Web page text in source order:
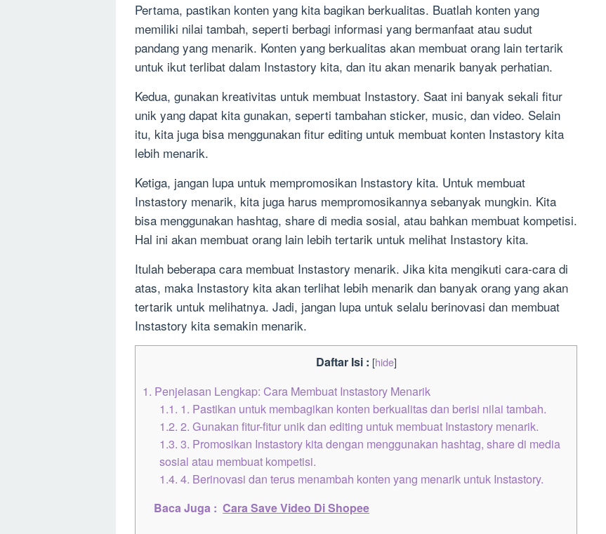
Pertama, pastikan konten yang kita bagikan berkualitas. Buatlah konten yang
memiliki nilai tambah, seperti berbagi informasi yang bermanfaat atau sudut
pandang yang menarik. Konten yang berkualitas akan membuat orang lain tertarik
untuk ikut terlibat dalam Instastory kita, dan itu akan menarik banyak perhatian.
Kedua, gunakan kreativitas untuk membuat Instastory. Saat ini banyak sekali fitur
unik yang dapat kita gunakan, seperti tambahan sticker, music, dan video. Selain
itu, kita juga bisa menggunakan fitur editing untuk membuat konten Instastory kita
lebih menarik.
Ketiga, jangan lupa untuk mempromosikan Instastory kita. Untuk membuat
Instastory menarik, kita juga harus mempromosikannya sebanyak mungkin. Kita
bisa menggunakan hashtag, share di media sosial, atau bahkan membuat kompetisi.
Hal ini akan membuat orang lain lebih tertarik untuk melihat Instastory kita.
Itulah beberapa cara membuat Instastory menarik. Jika kita mengikuti cara-cara di
atas, maka Instastory kita akan terlihat lebih menarik dan banyak orang yang akan
tertarik untuk melihatnya. Jadi, jangan lupa untuk selalu berinovasi dan membuat
Instastory kita semakin menarik.
Daftar Isi : [hide]
1. Penjelasan Lengkap: Cara Membuat Instastory Menarik
1.1. 1. Pastikan untuk membagikan konten berkualitas dan berisi nilai tambah.
1.2. 2. Gunakan fitur-fitur unik dan editing untuk membuat Instastory menarik.
1.3. 3. Promosikan Instastory kita dengan menggunakan hashtag, share di media
sosial atau membuat kompetisi.
1.4. 4. Berinovasi dan terus menambah konten yang menarik untuk Instastory.
Baca Juga : Cara Save Video Di Shopee